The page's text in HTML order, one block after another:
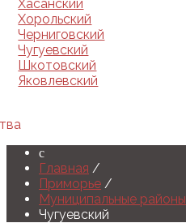
Хасанский
Хорольский
Черниговский
Чугуевский
Шкотовский
Яковлевский
Главная /
Приморье /
Муниципальные районы
Чугуевский